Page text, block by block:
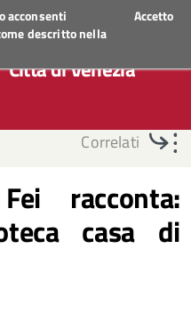
acconsenti
descritto nella
Accetto
ACCEDI AI SERVIZI
Città di Venezia
Correlati
racconta:
casa di